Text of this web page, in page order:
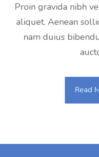
Proin gravida nibh
aliquet. Aenean
nam duius
Read